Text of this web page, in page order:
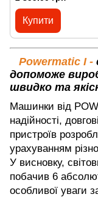
Купити
Powermatic I -
допоможе
швидко та
Машинки від
надійності,
пристроїв
урахуванням
У висновку,
побачив 6
особливої уваги